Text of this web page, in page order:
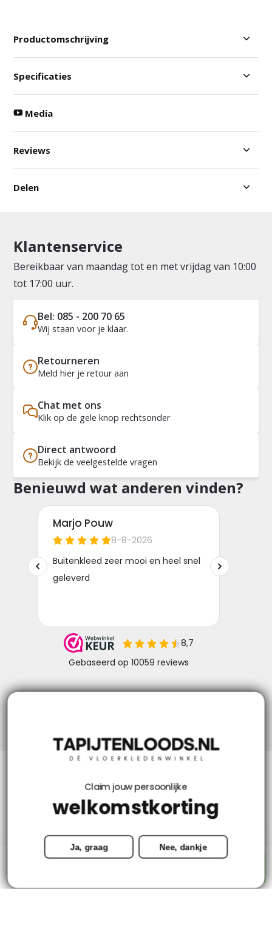
Productomschrijving
Specificaties
Media
Reviews
Delen
Klantenservice
Bereikbaar van maandag tot en met vrijdag van 10:00
tot 17:00 uur.
Bel: 085 - 200 70 65
Wij staan voor je klaar.
Retourneren
Meld hier je retour aan
Chat met ons
Klik op de gele knop rechtsonder
Direct antwoord
Bekijk de veelgestelde vragen
Benieuwd wat anderen vinden?
Mijn account
Categorieën
Contact
Claim jouw persoonlijke
welkomstkorting
Ja, graag Nee, dankje